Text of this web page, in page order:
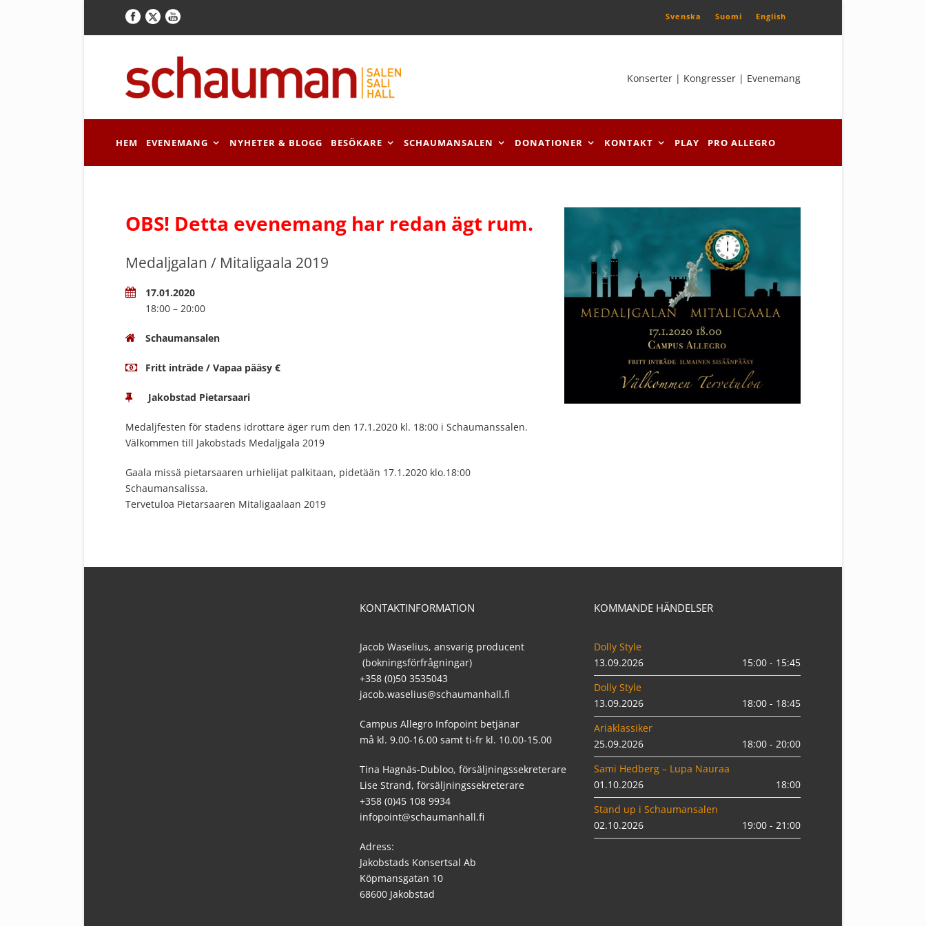
Svenska Suomi English
Konserter | Kongresser | Evenemang
HEM EVENEMANG NYHETER & BLOGG BESÖKARE SCHAUMANSALEN DONATIONER KONTAKT PLAY PRO ALLEGRO
OBS! Detta evenemang har redan ägt rum.
Medaljgalan / Mitaligaala 2019
17.01.2020
18:00 – 20:00
Schaumansalen
Fritt inträde / Vapaa pääsy €
Jakobstad Pietarsaari
Medaljfesten för stadens idrottare äger rum den 17.1.2020 kl. 18:00 i Schaumanssalen.
Välkommen till Jakobstads Medaljgala 2019
Gaala missä pietarsaaren urhielijat palkitaan, pidetään 17.1.2020 klo.18:00
Schaumansalissa.
Tervetuloa Pietarsaaren Mitaligaalaan 2019
KONTAKTINFORMATION
Jacob Waselius, ansvarig producent
(bokningsförfrågningar)
+358 (0)50 3535043
jacob.waselius@schaumanhall.fi
Campus Allegro Infopoint betjänar
må kl. 9.00-16.00 samt ti-fr kl. 10.00-15.00
Tina Hagnäs-Dubloo, försäljningssekreterare
Lise Strand, försäljningssekreterare
+358 (0)45 108 9934
infopoint@schaumanhall.fi
Adress:
Jakobstads Konsertsal Ab
Köpmansgatan 10
68600 Jakobstad
KOMMANDE HÄNDELSER
Dolly Style
13.09.2026
15:00 - 15:45
Dolly Style
13.09.2026
18:00 - 18:45
Ariaklassiker
25.09.2026
18:00 - 20:00
Sami Hedberg – Lupa Nauraa
01.10.2026
18:00
Stand up i Schaumansalen
02.10.2026
19:00 - 21:00